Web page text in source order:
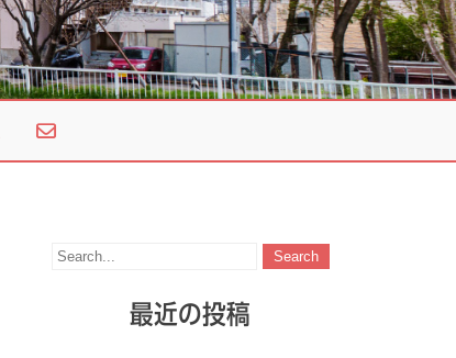
最近の投稿